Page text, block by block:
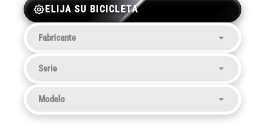
ELIJA SU BICICLETA